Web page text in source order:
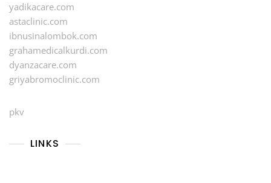
yadikacare.com
astaclinic.com
ibnusinalombok.com
grahamedicalkurdi.com
dyanzacare.com
griyabromoclinic.com
pkv
LINKS